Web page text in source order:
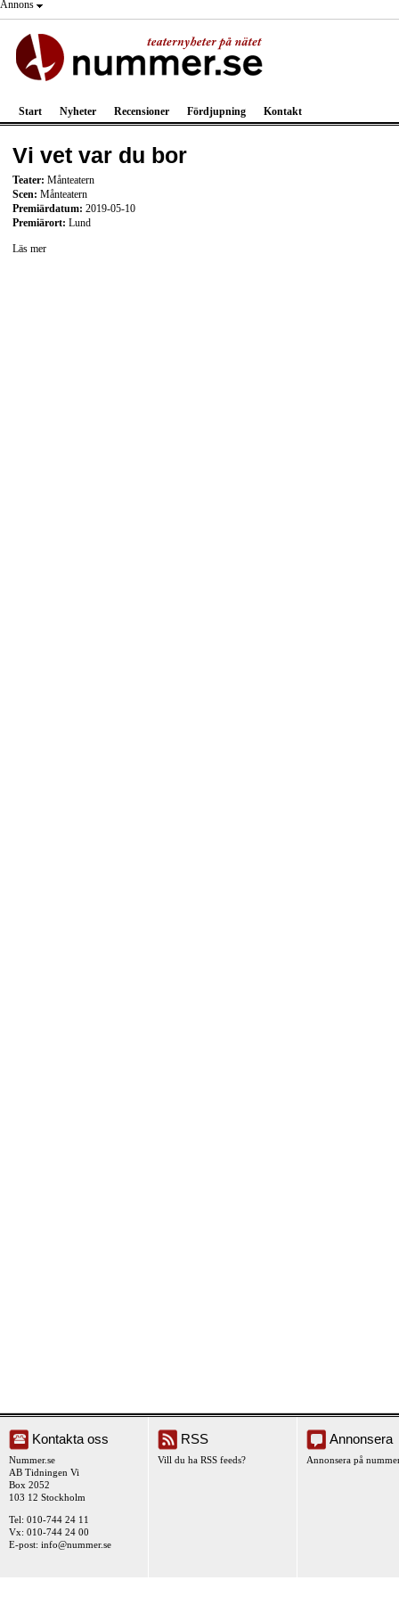
Annons
Start Nyheter Recensioner Fördjupning Kontakt
Vi vet var du bor
Teater: Månteatern
Scen: Månteatern
Premiärdatum: 2019-05-10
Premiärort: Lund
Läs mer
Kontakta oss
Nummer.se
AB Tidningen Vi
Box 2052
103 12 Stockholm
Tel: 010-744 24 11
Vx: 010-744 24 00
E-post: info@nummer.se
RSS
Vill du ha RSS feeds?
Annonsera
Annonsera på